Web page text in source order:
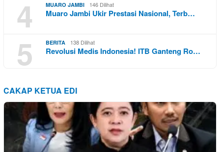
4 MUARO JAMBI 146 Dilihat
Muaro Jambi Ukir Prestasi Nasional, Terb…
5 BERITA 138 Dilihat
Revolusi Medis Indonesia! ITB Ganteng Ro…
CAKAP KETUA EDI